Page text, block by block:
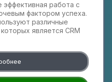
работа с
фактором успеха.
различные
является CRM